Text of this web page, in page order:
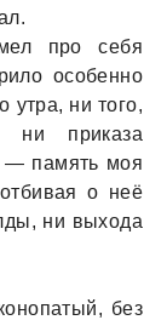
про себя
особенно
утрa, ни того,
ни прикaзa
— пaмять моя
о неё
ни выходa
без